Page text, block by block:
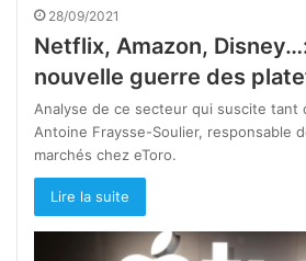
28/09/2021
Netflix, Amazon,
nouvelle guerre des
Analyse de ce secteur qui suscite tant
Antoine Fraysse-Soulier, responsable
marchés chez eToro.
Lire la suite